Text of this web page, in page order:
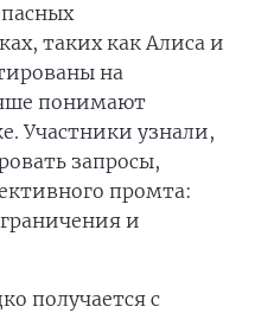
таких как Алиса и
на
понимают
Участники узнали,
запросы,
промта:
и
получается с